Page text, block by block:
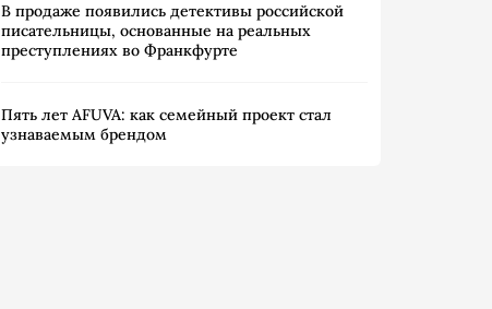
В продаже появились детективы российской
писательницы, основанные на реальных
преступлениях во Франкфурте
Пять лет AFUVA: как семейный проект стал
узнаваемым брендом